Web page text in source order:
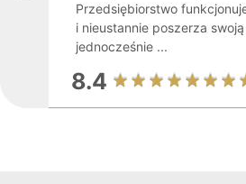
Przedsiębiorstwo
i nieustannie poszerza
jednocześnie ...
8.4